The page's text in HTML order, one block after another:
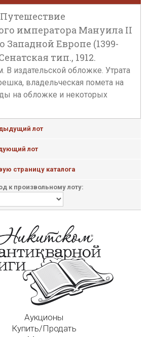
императора Мануила II
Западной Европе (1399-
тип., 1912.
В издательской обложке. Утрата
владельческая помета на
на обложке и некоторых
лот
лот
страницу каталога
к произвольному лоту:
Аукционы
Купить/Продать